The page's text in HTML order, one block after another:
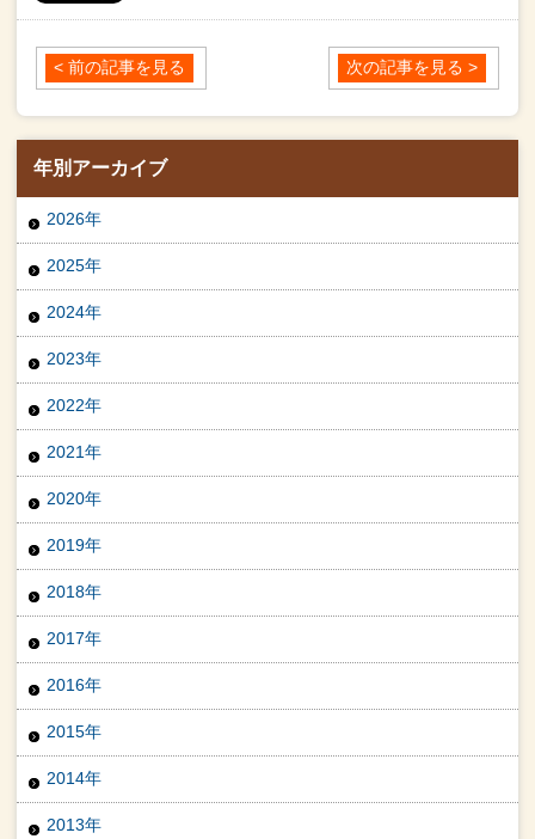
< 前の記事を見る 次の記事を見る >
年別アーカイブ
2026年
2025年
2024年
2023年
2022年
2021年
2020年
2019年
2018年
2017年
2016年
2015年
2014年
2013年